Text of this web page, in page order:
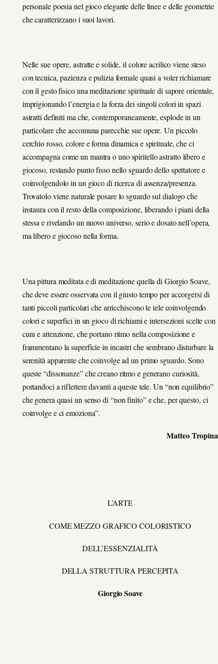
personale poesia nel gioco elegante delle linee e delle geometrie
che caratterizzano i suoi lavori.
Nelle sue opere, astratte e solide, il colore acrilico viene steso
con tecnica, pazienza e pulizia formale quasi a voler richiamare
con il gesto fisico una meditazione spirituale di sapore orientale,
imprigionando l’energia e la forza dei singoli colori in spazi
astratti definiti ma che, contemporaneamente, esplode in un
particolare che accomuna parecchie sue opere. Un piccolo
cerchio rosso, colore e forma dinamica e spirituale, che ci
accompagna come un mantra o uno spiritello astratto libero e
giocoso, restando punto fisso nello sguardo dello spettatore e
coinvolgendolo in un gioco di ricerca di assenza/presenza.
Trovatolo viene naturale posare lo sguardo sul dialogo che
instaura con il resto della composizione, liberando i piani della
stessa e rivelando un nuovo universo, serio e dosato nell’opera,
ma libero e giocoso nella forma.
Una pittura meditata e di meditazione quella di Giorgio Soave,
che deve essere osservata con il giusto tempo per accorgersi di
tanti piccoli particolari che arricchiscono le tele coinvolgendo
colori e superfici in un gioco di richiami e intersezioni scelte con
cura e attenzione, che portano ritmo nella composizione e
frammentano la superficie in incastri che sembrano disturbare la
serenità apparente che coinvolge ad un primo sguardo. Sono
queste “dissonanze” che creano ritmo e generano curiosità,
portandoci a riflettere davanti a queste tele. Un “non equilibrio”
che genera quasi un senso di “non finito” e che, per questo, ci
coinvolge e ci emoziona”.
Matteo Tropina
L’ARTE
COME MEZZO GRAFICO COLORISTICO
DELL’ESSENZIALITÀ
DELLA STRUTTURA PERCEPITA
Giorgio Soave